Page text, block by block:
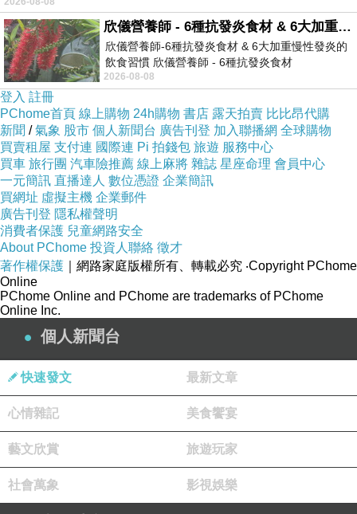
見自己也做出一樣的事情，覺得自己好”有Fu”」
♡
「我一直在等理書的書出來，因為我在很多講課的時機，
很想分享這樣的幸福理念。 雖然沒有書，我還是去分享，
然後發現自己有很多地方卡住，原來，當我只是喜歡這樣
的理念，還沒有落實去實踐時，要分享是會卡住的。 然
後，這一路，從發現自己卡住，到這樣......一路走下來，真
的有很多很多的感覺，覺得生命真是....了不起。」（自然
流下動人的眼淚）
♡♡
昨天的聚會，又輕鬆又動人。
最後大家聊起，各種教育議題，孩子的成長現象。
那種鼓舞與支持的氛圍，真是好得很神秘。
有位媽媽，提到剛上小一的男孩，在家複習都會，
一到學校考試，卻全寫錯。
當她說到，兒子在學校的國語填充題，填出這樣的答案，
你猜猜看，圈圈裡的女人是怎麼反應？
欣儀營養師 - 6種抗發炎食材 & 6大加重慢性發炎的飲食習慣
欣儀營養師-6種抗發炎食材 & 6大加重慢性發炎的
飲食習慣 欣儀營養師 - 6種抗發炎食材
https://www.facebook.com/photo/?fbid=147
2026-08-08
登入 註冊
PChome首頁 線上購物 24h購物 書店 露天拍賣 比比昂代購
新聞 /氣象 股市 個人新聞台 廣告刊登 加入聯播網 全球購物
買賣租屋 支付連 國際連 Pi 拍錢包 旅遊 服務中心
買車 旅行團 汽車險推薦 線上麻將 雜誌 星座命理 會員中心
一元簡訊 直播達人 數位憑證 企業簡訊
買網址 虛擬主機 企業郵件
廣告刊登 隱私權聲明
消費者保護 兒童網路安全
About PChome 投資人聯絡 徵才
著作權保護 ｜網路家庭版權所有、轉載必究 ‧Copyright PChome
Online
PChome Online and PChome are trademarks of PChome
Online Inc.
個人新聞台
快速發文 最新文章
心情雜記 美食饗宴
藝文欣賞 旅遊玩家
社會萬象 影視娛樂